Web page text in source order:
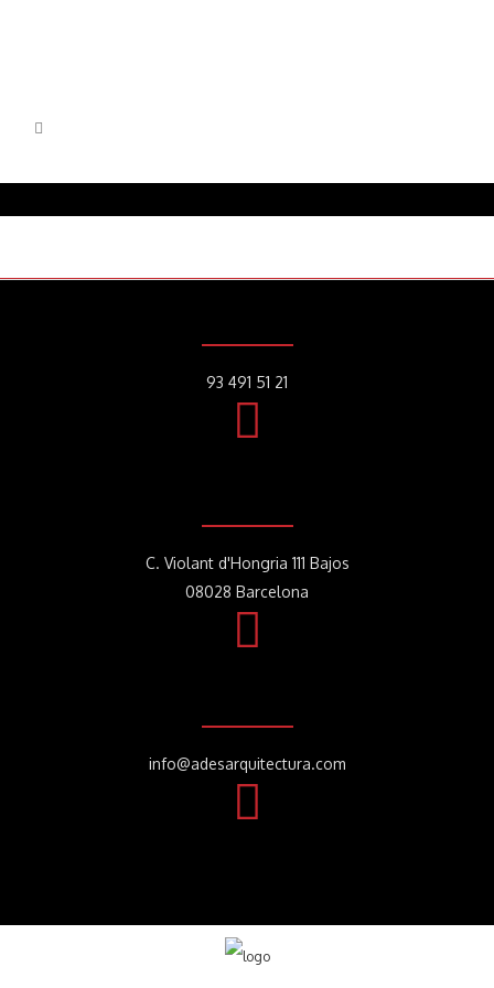
93 491 51 21
C. Violant d'Hongria 111 Bajos
08028 Barcelona
info@adesarquitectura.com